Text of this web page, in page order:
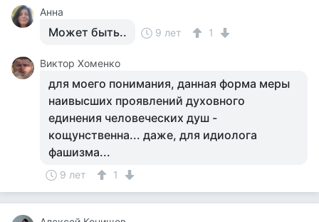
Анна
Может быть.. 9 лет 1
Виктор Хоменко
для моего понимания, данная форма меры
наивысших проявлений духовного
единения человеческих душ -
кощунственна... даже, для идиолога
фашизма...
9 лет 1